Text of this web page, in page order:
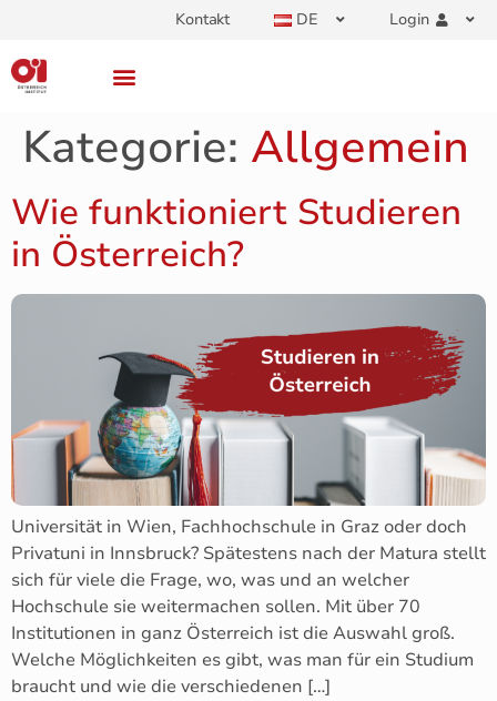
Kontakt DE Login
Kategorie: Allgemein
Wie funktioniert Studieren
in Österreich?
Universität in Wien, Fachhochschule in Graz oder doch
Privatuni in Innsbruck? Spätestens nach der Matura stellt
sich für viele die Frage, wo, was und an welcher
Hochschule sie weitermachen sollen. Mit über 70
Institutionen in ganz Österreich ist die Auswahl groß.
Welche Möglichkeiten es gibt, was man für ein Studium
braucht und wie die verschiedenen […]